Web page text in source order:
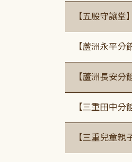
【五股守讓
【蘆洲永平分
【蘆洲長安分
【三重田中分
【三重兒童親